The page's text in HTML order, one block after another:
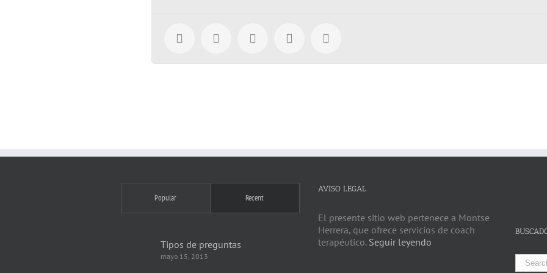
Popular Recent
Tipos de preguntas
mayo 15, 2013
AVISO LEGAL
El presente sitio web pertenece a Montse
Herrera, que ofrece servicios de coach
terapéutico. Seguir leyendo
Search